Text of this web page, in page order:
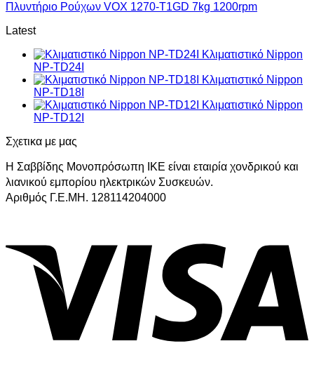
Πλυντήριο Ρούχων VOX 1270-T1GD 7kg 1200rpm
Latest
Κλιματιστικό Nippon
NP-TD24I
Κλιματιστικό Nippon
NP-TD18I
Κλιματιστικό Nippon
NP-TD12I
Σχετικα με μας
Η Σαββίδης Μονοπρόσωπη ΙΚΕ είναι εταιρία χονδρικού και
λιανικού εμπορίου ηλεκτρικών Συσκευών.
Αριθμός Γ.Ε.ΜΗ. 128114204000